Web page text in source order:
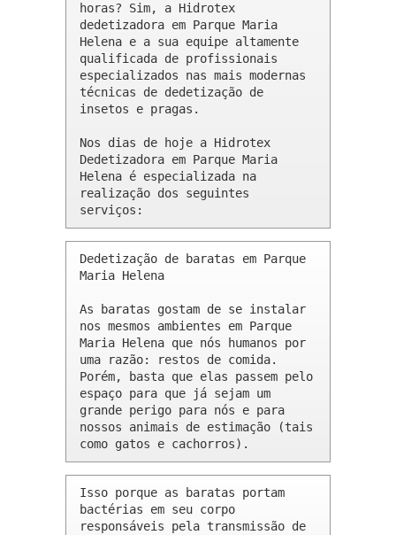
horas? Sim, a Hidrotex
dedetizadora em Parque Maria
Helena e a sua equipe altamente
qualificada de profissionais
especializados nas mais modernas
técnicas de dedetização de
insetos e pragas.
Nos dias de hoje a Hidrotex
Dedetizadora em Parque Maria
Helena é especializada na
realização dos seguintes
serviços:
Dedetização de baratas em Parque
Maria Helena
As baratas gostam de se instalar
nos mesmos ambientes em Parque
Maria Helena que nós humanos por
uma razão: restos de comida.
Porém, basta que elas passem pelo
espaço para que já sejam um
grande perigo para nós e para
nossos animais de estimação (tais
como gatos e cachorros).
Isso porque as baratas portam
bactérias em seu corpo
responsáveis pela transmissão de